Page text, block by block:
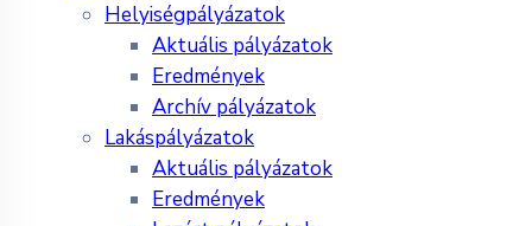
Helyiségpályázatok
Aktuális pályázatok
Eredmények
Archív pályázatok
Lakáspályázatok
Aktuális pályázatok
Eredmények